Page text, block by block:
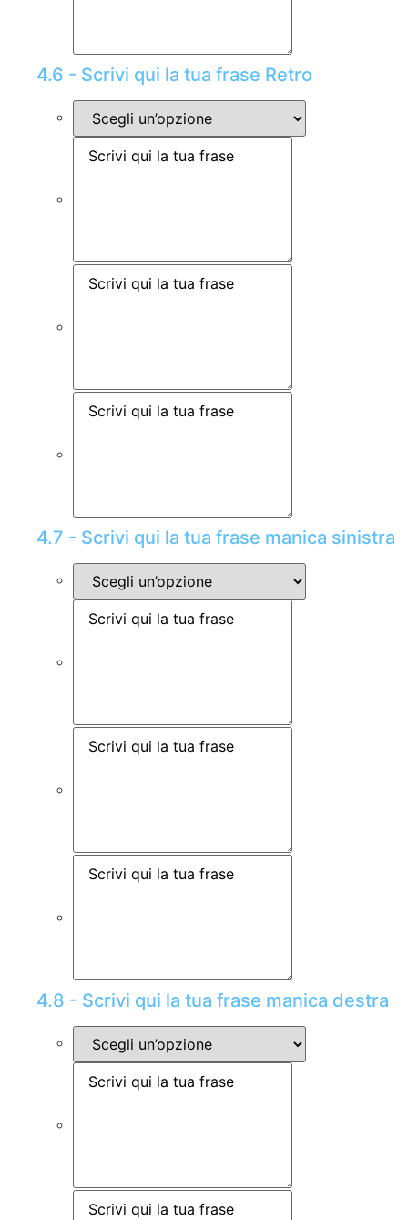
4.6 - Scrivi qui la tua frase Retro
4.7 - Scrivi qui la tua frase manica sinistra
4.8 - Scrivi qui la tua frase manica destra